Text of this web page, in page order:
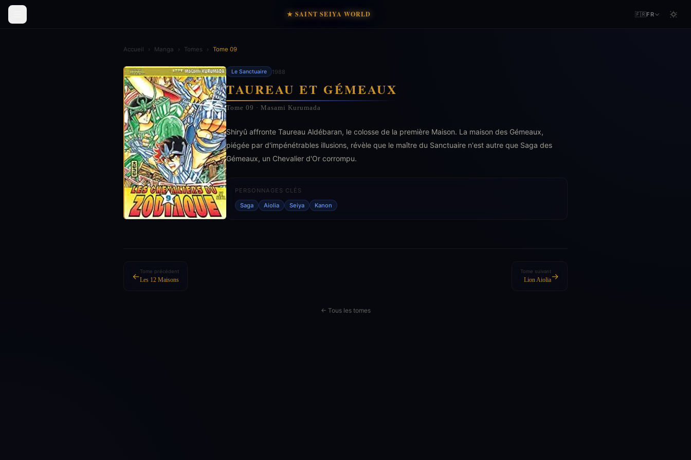
★ SAINT SEIYA WORLD 🇫🇷FR
Accueil › Manga › Tomes › Tome 09
Le Sanctuaire 1988
TAUREAU ET GÉMEAUX
Tome 09 · Masami Kurumada
Shiryû affronte Taureau Aldébaran, le colosse de la première Maison. La maison des Gémeaux,
piégée par d'impénétrables illusions, révèle que le maître du Sanctuaire n'est autre que Saga des
Gémeaux, un Chevalier d'Or corrompu.
PERSONNAGES CLÉS
Saga Aiolia Seiya Kanon
←Tome précédent
Les 12 Maisons
Tome suivant
Lion Aiolia→
← Tous les tomes